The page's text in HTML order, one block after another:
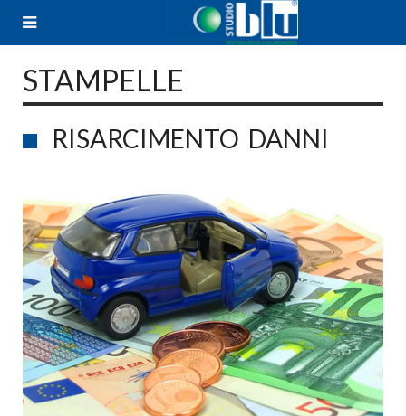
STAMPELLE
RISARCIMENTO DANNI